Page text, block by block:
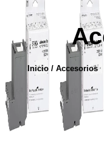
Inicio/ Accesorios